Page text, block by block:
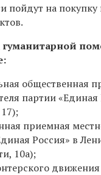
пойдут на
гуманитарной
общественная
партии
приемная
Россия» в
10а);